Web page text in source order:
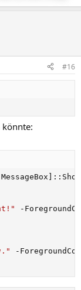
#16
könnte:
::Show
-
-